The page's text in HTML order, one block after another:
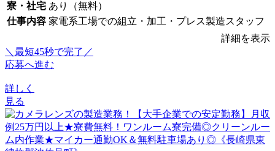
寮・社宅 あり（無料）
仕事内容 家電系工場での組立・加工・プレス製造スタッフ
詳細を表示
＼最短45秒で完了／
応募へ進む
詳しく
見る